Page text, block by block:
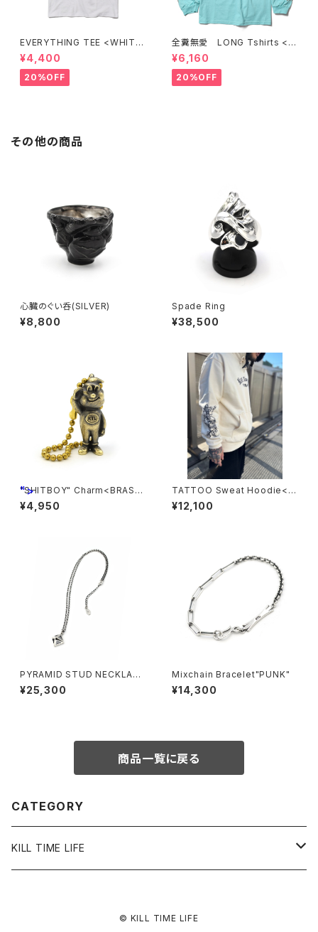
EVERYTHING TEE <WHITE
>
¥4,400
20%OFF
全糞無愛 LONG Tshirts < C
ELADON >
¥6,160
20%OFF
その他の商品
心臓のぐい呑(SILVER)
¥8,800
Spade Ring
¥38,500
">
"SHITBOY" Charm<BRASS
>
¥4,950
TATTOO Sweat Hoodie<N
ATURAL>
¥12,100
PYRAMID STUD NECKLACE
< L > CHAIN
¥25,300
Mixchain Bracelet"PUNK"
¥14,300
商品一覧に戻る
CATEGORY
KILL TIME LIFE
© KILL TIME LIFE